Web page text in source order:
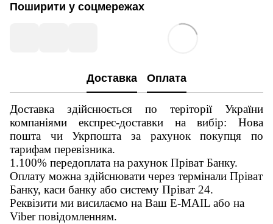
Поширити у соцмережах
Доставка Оплата
Доставка здійснюється по теріторії України
компаніями експрес-доставки на вибір: Нова
пошта чи Укрпошта за рахунок покупця по
тарифам перевізника.
1.100% передоплата на рахунок Пріват Банку.
Оплату можна здійснювати через термінали Пріват
Банку, каси банку або систему Пріват 24.
Реквізити ми висилаємо на Ваш E-MAIL або на
Viber повідомленням.